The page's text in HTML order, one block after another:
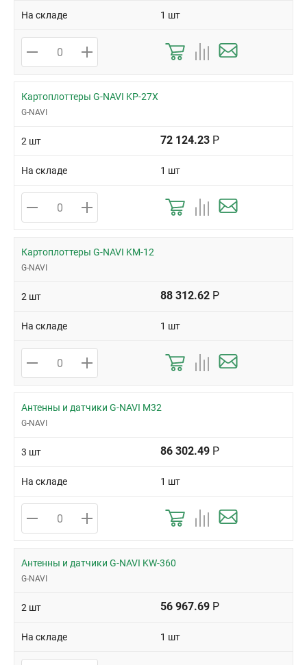
На складе 1 шт
Картоплоттеры G-NAVI KP-27X
G-NAVI
2 шт 72 124.23 Р
На складе 1 шт
Картоплоттеры G-NAVI KM-12
G-NAVI
2 шт 88 312.62 Р
На складе 1 шт
Антенны и датчики G-NAVI M32
G-NAVI
3 шт 86 302.49 Р
На складе 1 шт
Антенны и датчики G-NAVI KW-360
G-NAVI
2 шт 56 967.69 Р
На складе 1 шт